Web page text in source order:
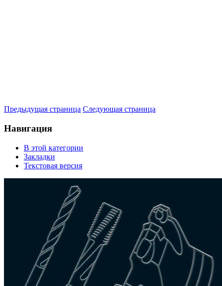
Предыдущая страница Следующая страница
Навигация
В этой категории
Закладки
Текстовая версия